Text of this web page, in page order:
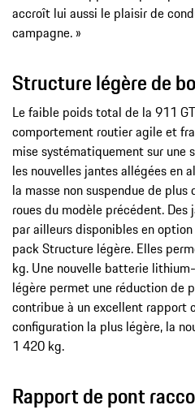
accroît lui aussi le plaisir de
campagne. »
Structure légère de
Le faible poids total de la 911
comportement routier agile et
mise systématiquement sur une
les nouvelles jantes allégées en
la masse non suspendue de
roues du modèle précédent.
par ailleurs disponibles en
pack Structure légère. Elles
kg. Une nouvelle batterie
légère permet une réduction de
contribue à un excellent rapport
configuration la plus légère, la
1 420 kg.
Rapport de pont